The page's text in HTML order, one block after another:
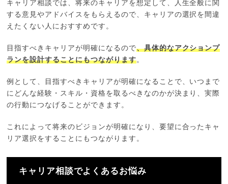
キャリア相談では、将来のキャリアを想定して、人生全般に関
する意見やアドバイスをもらえるので、キャリアの選択を間違
えたくない人におすすめです。
目指すべきキャリアが明確になるので、具体的なアクションプ
ランを設計することにもつながります。
例として、目指すべきキャリアが明確になることで、いつまで
にどんな経験・スキル・資格を取るべきなのかが決まり、実際
の行動につなげることができます。
これによって将来のビジョンが明確になり、要望に合ったキャ
リア選択をすることにもつながります。
キャリア相談でよくあるお悩み